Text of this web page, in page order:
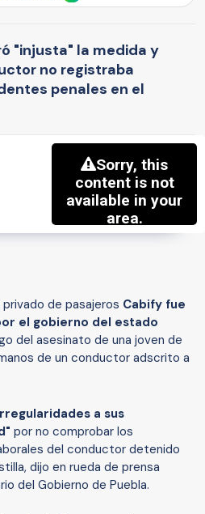
"injusta" la medida y
no registraba
penales en el
de pasajeros Cabify fue
el gobierno del estado
del asesinato de una joven de
de un conductor adscrito a
a sus
por no comprobar los
del conductor detenido
dijo en rueda de prensa
del Gobierno de Puebla.